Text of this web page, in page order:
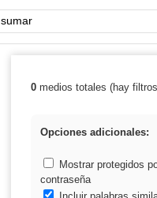
Palabra o frase:
Resultados de:
0medios totales (hay
Opciones adicionales:
Mostrar protegidos
contraseña